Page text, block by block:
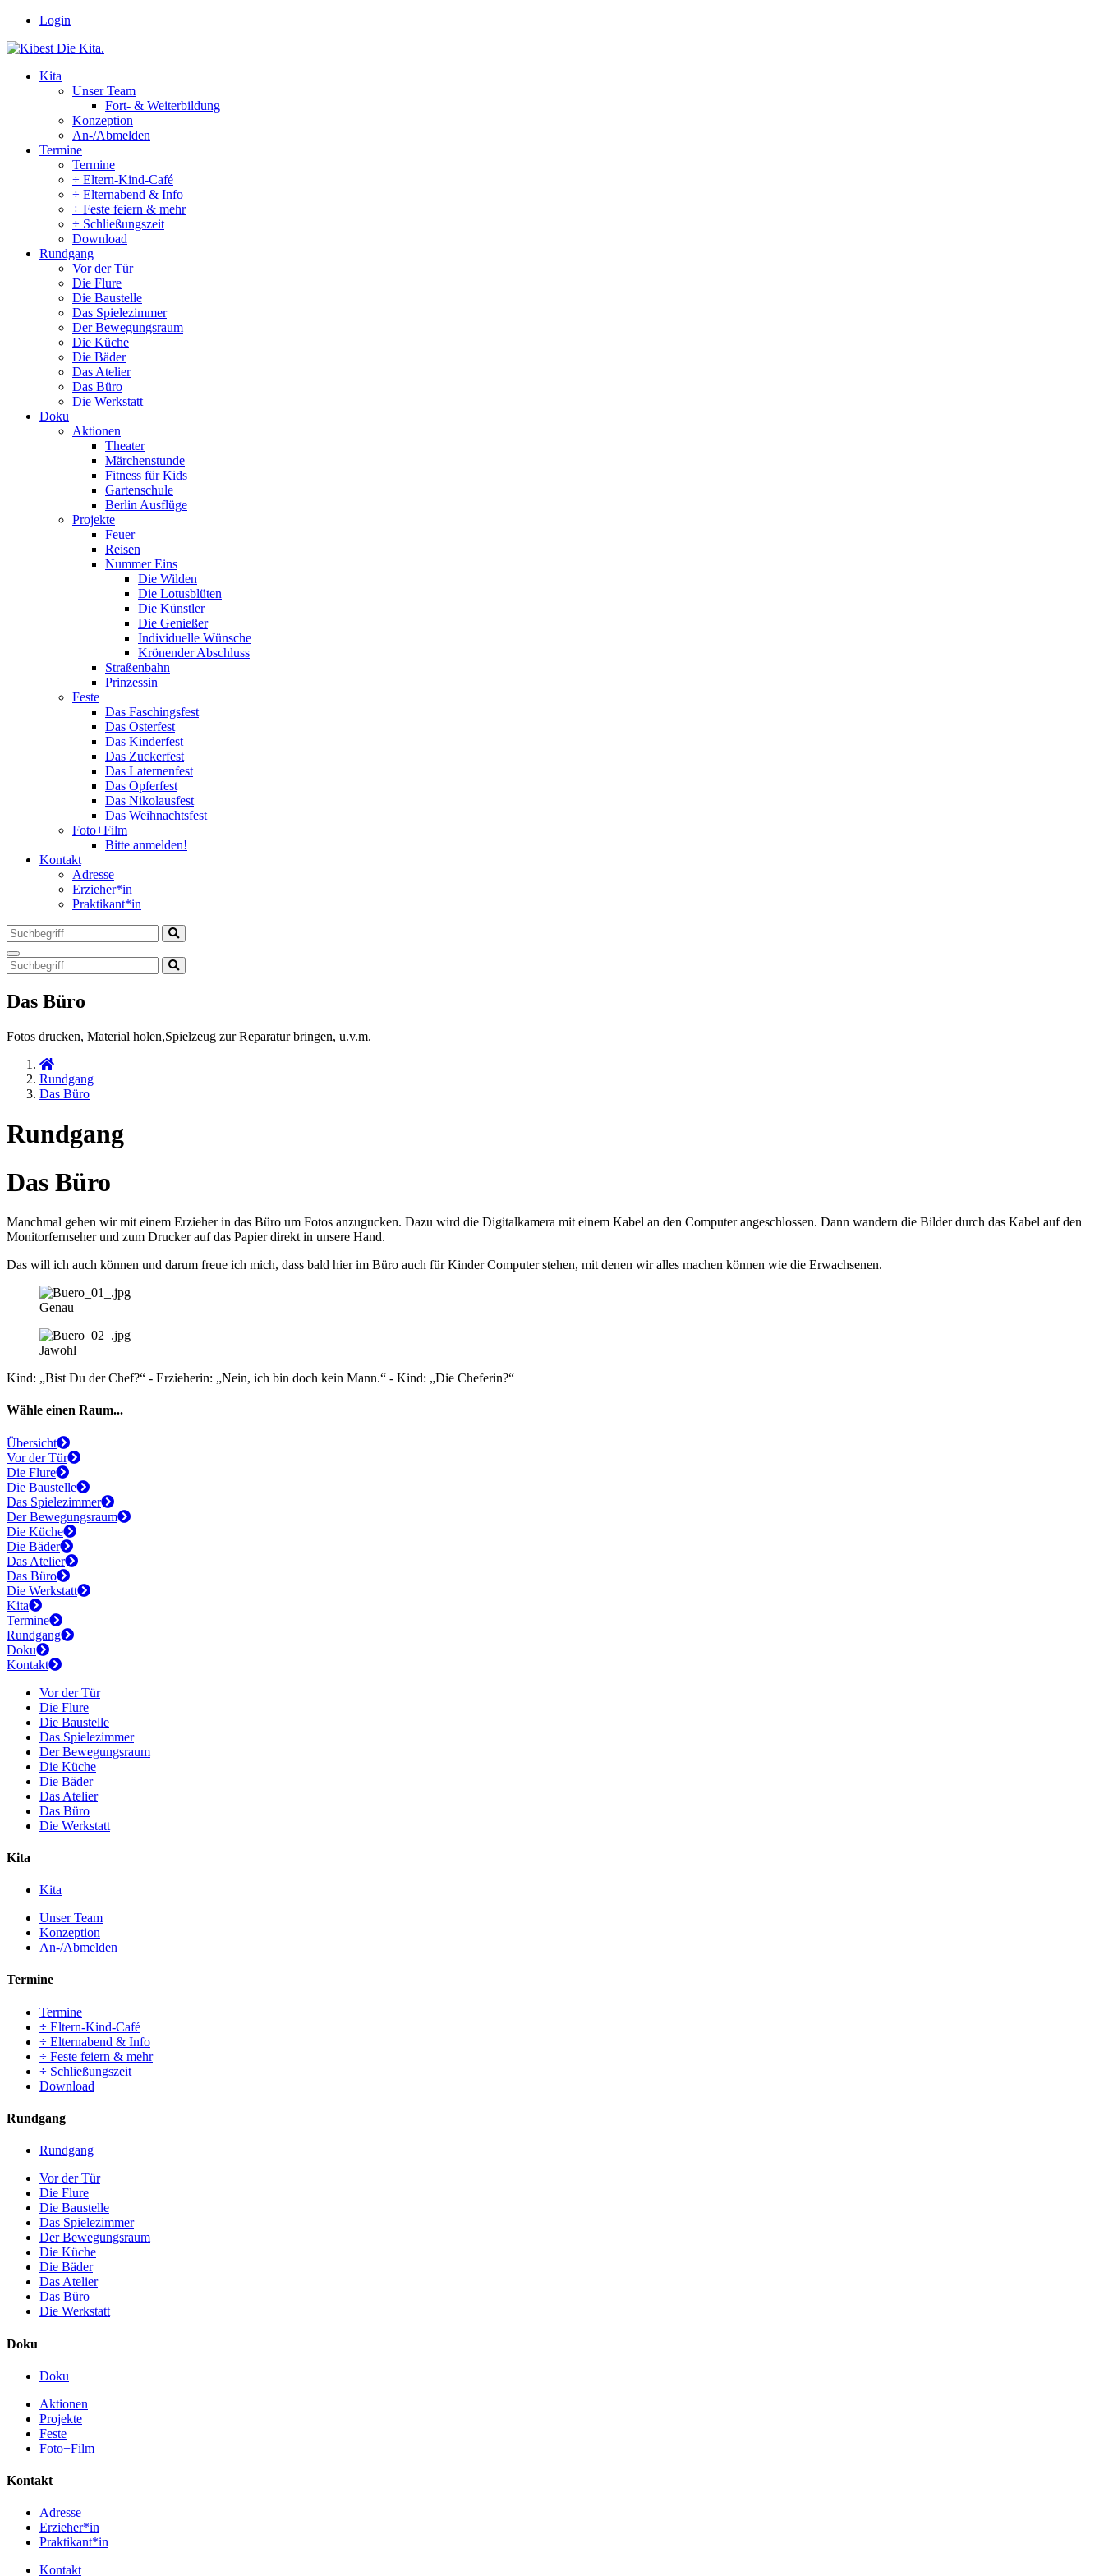
Zum
springen
Login
Kita
Unser Team
Fort- & Weiterbildung
Konzeption
An-/Abmelden
Termine
Termine
÷ Eltern-Kind-Café
÷ Elternabend & Info
÷ Feste feiern & mehr
÷ Schließungszeit
Download
Rundgang
Vor der Tür
Die Flure
Die Baustelle
Das Spielezimmer
Der Bewegungsraum
Die Küche
Die Bäder
Das Atelier
Das Büro
Die Werkstatt
Doku
Aktionen
Theater
Märchenstunde
Fitness für Kids
Gartenschule
Berlin Ausflüge
Projekte
Feuer
Reisen
Nummer Eins
Die Wilden
Die Lotusblüten
Die Künstler
Die Genießer
Individuelle Wünsche
Krönender Abschluss
Straßenbahn
Prinzessin
Feste
Das Faschingsfest
Das Osterfest
Das Kinderfest
Das Zuckerfest
Das Laternenfest
Das Opferfest
Das Nikolausfest
Das Weihnachtsfest
Foto+Film
Bitte anmelden!
Kontakt
Adresse
Erzieher*in
Praktikant*in
Das Büro
Fotos drucken, Material holen,Spielzeug zur Reparatur bringen, u.v.m.
Rundgang
Das Büro
Rundgang
Das Büro
Manchmal gehen wir mit einem Erzieher in das Büro um Fotos anzugucken. Dazu wird die Digitalkamera mit einem Kabel an den Computer angeschlossen. Dann wandern die Bilder durch das Kabel auf den
Monitorfernseher und zum Drucker auf das Papier direkt in unsere Hand.
Das will ich auch können und darum freue ich mich, dass bald hier im Büro auch für Kinder Computer stehen, mit denen wir alles machen können wie die Erwachsenen.
Genau
Jawohl
Kind: „Bist Du der Chef?“ - Erzieherin: „Nein, ich bin doch kein Mann.“ - Kind: „Die Cheferin?“
Wähle einen Raum...
Übersicht
Vor der Tür
Die Flure
Die Baustelle
Das Spielezimmer
Der Bewegungsraum
Die Küche
Die Bäder
Das Atelier
Das Büro
Die Werkstatt
Kita
Termine
Rundgang
Doku
Kontakt
Vor der Tür
Die Flure
Die Baustelle
Das Spielezimmer
Der Bewegungsraum
Die Küche
Die Bäder
Das Atelier
Das Büro
Die Werkstatt
Kita
Kita
Unser Team
Konzeption
An-/Abmelden
Termine
Termine
÷ Eltern-Kind-Café
÷ Elternabend & Info
÷ Feste feiern & mehr
÷ Schließungszeit
Download
Rundgang
Rundgang
Vor der Tür
Die Flure
Die Baustelle
Das Spielezimmer
Der Bewegungsraum
Die Küche
Die Bäder
Das Atelier
Das Büro
Die Werkstatt
Doku
Doku
Aktionen
Projekte
Feste
Foto+Film
Kontakt
Adresse
Erzieher*in
Praktikant*in
Kontakt